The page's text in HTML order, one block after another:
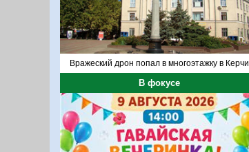
Вражеский дрон попал в многоэтажку в Керчи
В фокусе